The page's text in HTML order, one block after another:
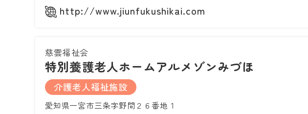
http://www.jiunfukushikai.com
慈雲福祉会
特別養護老人ホームアルメゾンみづほ
介護老人福祉施設
愛知県一宮市三条字野間２６番地１